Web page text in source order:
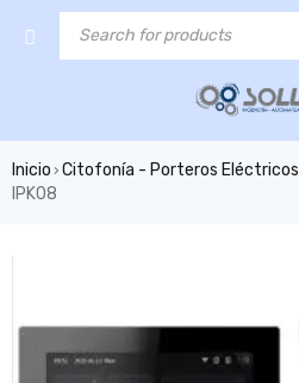
Inicio › Citofonía - Porteros Eléctricos
IPK08